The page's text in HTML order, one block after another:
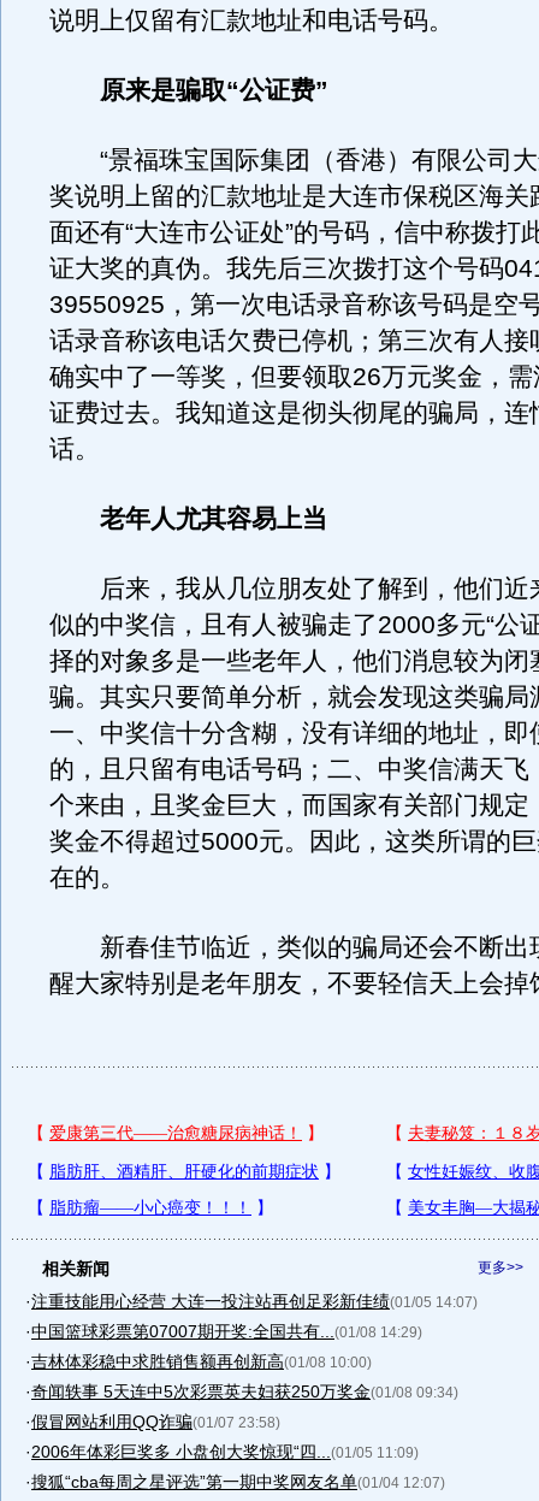
说明上仅留有汇款地址和电话号码。
原来是骗取“公证费”
“景福珠宝国际集团（香港）有限公司大
奖说明上留的汇款地址是大连市保税区海关
面还有“大连市公证处”的号码，信中称拨打
证大奖的真伪。我先后三次拨打这个号码
39550925，第一次电话录音称该号码是空
话录音称该电话欠费已停机；第三次有人接
确实中了一等奖，但要领取26万元奖金，
证费过去。我知道这是彻头彻尾的骗局，连
话。
老年人尤其容易上当
后来，我从几位朋友处了解到，他们近
似的中奖信，且有人被骗走了2000多元“公
择的对象多是一些老年人，他们消息较为闭
骗。其实只要简单分析，就会发现这类骗局
一、中奖信十分含糊，没有详细的地址，即
的，且只留有电话号码；二、中奖信满天飞
个来由，且奖金巨大，而国家有关部门规定
奖金不得超过5000元。因此，这类所谓的
在的。
新春佳节临近，类似的骗局还会不断出
醒大家特别是老年朋友，不要轻信天上会掉
更多>>
相关新闻
·注重技能用心经营 大连一投注站再创足彩新佳绩(01/05 14:07)
·中国篮球彩票第07007期开奖:全国共有... (01/08 14:29)
·吉林体彩稳中求胜销售额再创新高(01/08 10:00)
·奇闻轶事 5天连中5次彩票英夫妇获250万奖金(01/08 09:34)
·假冒网站利用QQ诈骗(01/07 23:58)
·2006年体彩巨奖多 小盘创大奖惊现“四... (01/05 11:09)
·搜狐“cba每周之星评选”第一期中奖网友名单(01/04 12:07)